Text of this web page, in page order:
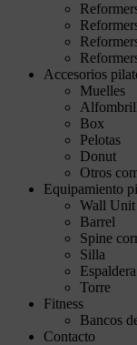
Accesorios
Muelles
Box
Pelotas
Donut
Otros
Equipamiento
Wall Unit
Barrel
Spine
Silla
Espaldera
Torre
Fitness
Bancos
Contacto